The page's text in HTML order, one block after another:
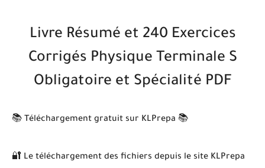
Livre Résumé et 240 Exercices
Corrigés Physique Terminale S
Obligatoire et Spécialité PDF
📚 Téléchargement gratuit sur KLPrepa 📚
🔐 Le téléchargement des fichiers depuis le site KLPrepa